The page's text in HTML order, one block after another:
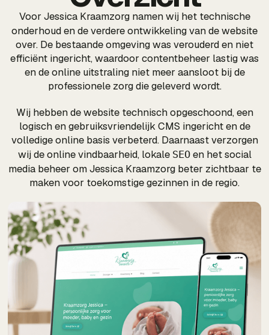
Voor Jessica Kraamzorg namen wij het technische
onderhouden de verdere ontwikkeling van dewebsite
over. De bestaande omgeving was verouderd en niet
efficiënt ingericht, waardoor contentbeheer lastig was
en de online uitstraling niet meer aansloot bij de
professionele zorg die geleverd wordt.
Wij hebben de website technisch opgeschoond, een
logisch en gebruiksvriendelijk CMS ingericht en de
volledige online basis verbeterd. Daarnaast verzorgen
wij de online vindbaarheid, lokale SEOen het social
media beheer om Jessica Kraamzorg beter zichtbaar te
maken voor toekomstige gezinnen in de regio.